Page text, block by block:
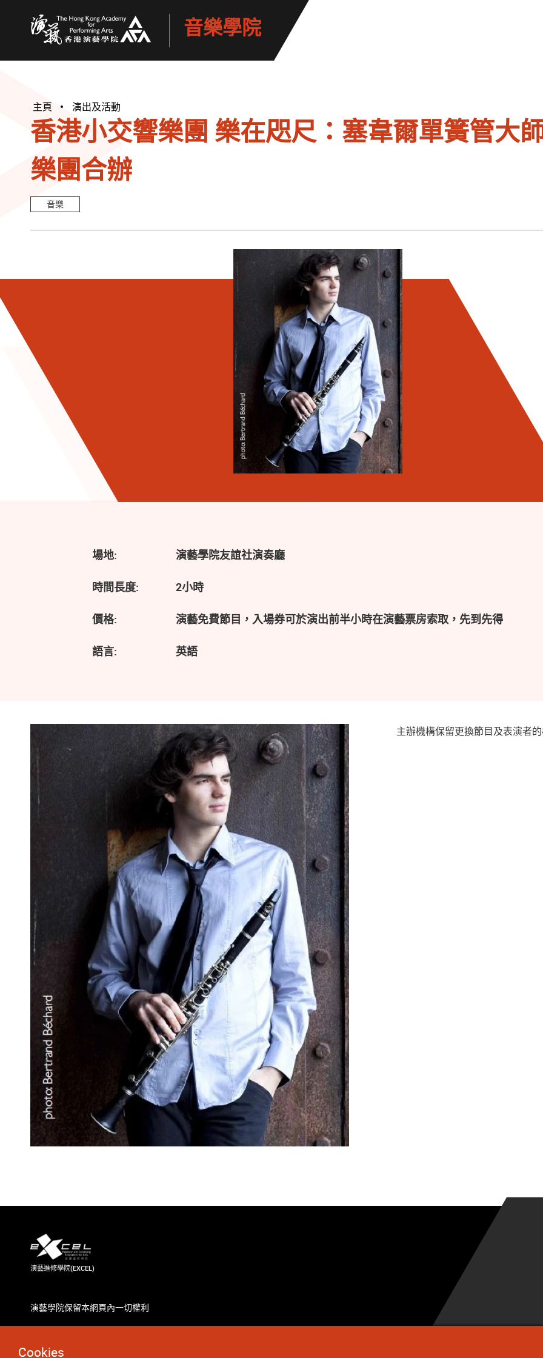
音樂學院
Cookies
主頁 演出及活動
香港小交響樂團 樂在咫尺：塞韋爾單簧管大
樂團合辦
音樂
場地: 演藝學院友誼社演奏廳
時間長度: 2小時
價格: 演藝免費節目，入場券可於演出前半小時在演藝票房索取，先到先得
語言: 英語
主辦機構保留更換節目及表演者
演藝進修學院(EXCEL)
演藝學院保留本網頁內一切權利